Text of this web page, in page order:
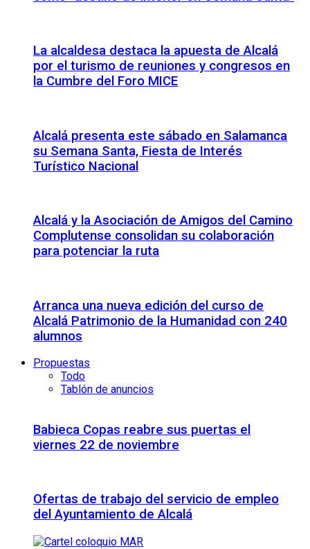
La alcaldesa destaca la apuesta de Alcalá
por el turismo de reuniones y congresos en
la Cumbre del Foro MICE
Alcalá presenta este sábado en Salamanca
su Semana Santa, Fiesta de Interés
Turístico Nacional
Alcalá y la Asociación de Amigos del Camino
Complutense consolidan su colaboración
para potenciar la ruta
Arranca una nueva edición del curso de
Alcalá Patrimonio de la Humanidad con 240
alumnos
Propuestas
Todo
Tablón de anuncios
Babieca Copas reabre sus puertas el
viernes 22 de noviembre
Ofertas de trabajo del servicio de empleo
del Ayuntamiento de Alcalá